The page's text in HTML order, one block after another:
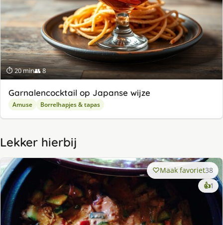
⏱ 20 min👥 8
Garnalencocktail op Japanse wijze
Amuse Borrelhapjes & tapas
Lekker hierbij
Maak favoriet38
👍1